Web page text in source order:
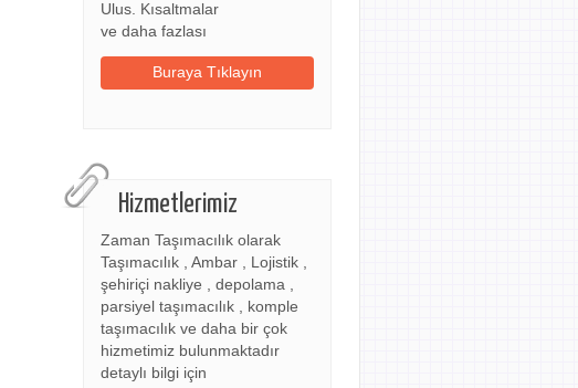
Ulus. Kısaltmalar
ve daha fazlası
Buraya Tıklayın
Hizmetlerimiz
Zaman Taşımacılık olarak
Taşımacılık , Ambar , Lojistik ,
şehiriçi nakliye , depolama ,
parsiyel taşımacılık , komple
taşımacılık ve daha bir çok
hizmetimiz bulunmaktadır
detaylı bilgi için